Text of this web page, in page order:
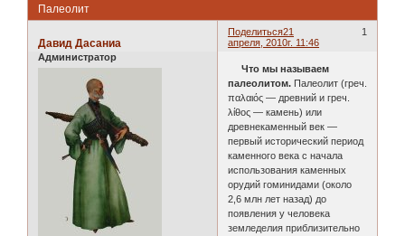
Палеолит
Поделиться 1
21
апреля, 2010г. 11:46
Давид Дасаниа
Администратор
Что мы называем
палеолитом. Палеолит (греч.
παλαιός — древний и греч.
λίθος — камень) или
древнекаменный век —
первый исторический период
каменного века с начала
использования каменных
орудий гоминидами (около
2,6 млн лет назад) до
появления у человека
земледелия приблизительно